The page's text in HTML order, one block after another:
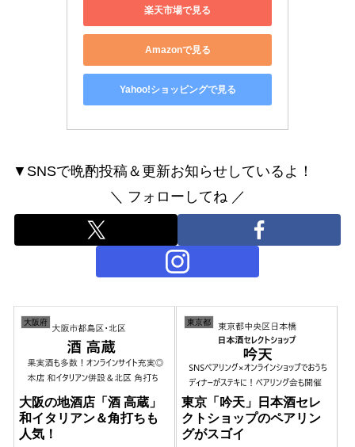
楽天市場で見る
Amazonで見る
Yahoo!ショッピングで見る
▼SNSで晩酌投稿＆更新お知らせしているよ！
＼ フォローしてね ／
大阪府
大阪の地酒店「酒 高蔵」
和イタリアン＆角打ちも
人気！
東京都
東京「吟天」日本酒セレ
クトショップのペアリン
グがスゴイ